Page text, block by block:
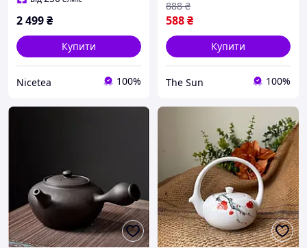
2 499₴
Купити
Nicetea 100%
588₴
888 ₴
Купити
The Sun 100%